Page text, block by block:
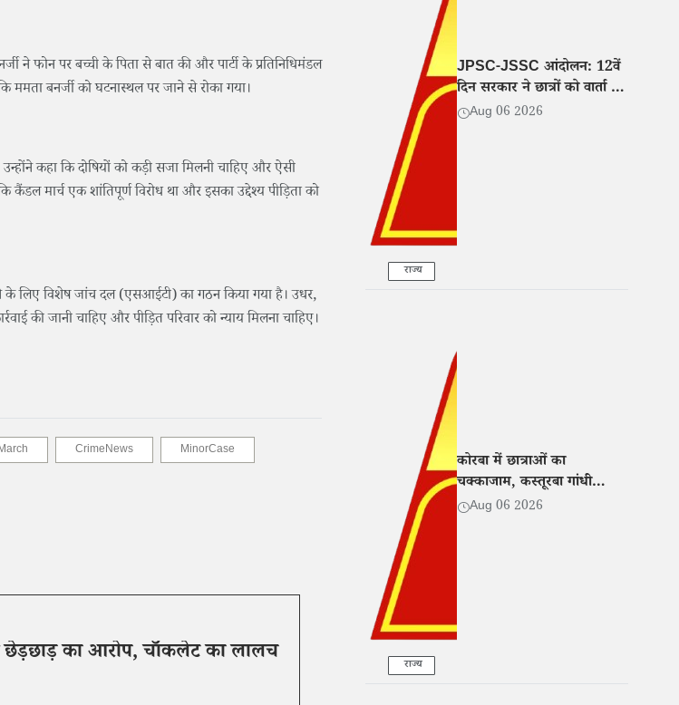
ने फोन पर बच्ची के पिता से बात की और पार्टी के प्रतिनिधिमंडल
बनर्जी को घटनास्थल पर जाने से रोका गया।
कहा कि दोषियों को कड़ी सजा मिलनी चाहिए और ऐसी
कैंडल मार्च एक शांतिपूर्ण विरोध था और इसका उद्देश्य पीड़िता को
के लिए विशेष जांच दल (एसआईटी) का गठन किया गया है। उधर,
की जानी चाहिए और पीड़ित परिवार को न्याय मिलना चाहिए।
CrimeNews
MinorCase
छेड़छाड़ का आरोप, चॉकलेट का लालच
राज्य
JPSC-JSSC आंदोलन: 12वें
दिन सरकार ने छात्रों को वार्ता के
लिए बुलाया
Aug 06 2026
राज्य
कोरबा में छात्राओं का
चक्काजाम, कस्तूरबा गांधी
छात्रावास अधीक्षिका पर प्रताड़ना
Aug 06 2026